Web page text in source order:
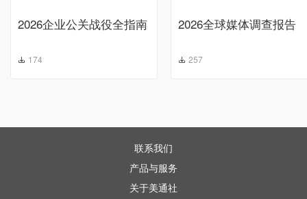
2026企业公关战役全指南
174
2026全球媒体调查报告
257
联系我们
产品与服务
关于美通社